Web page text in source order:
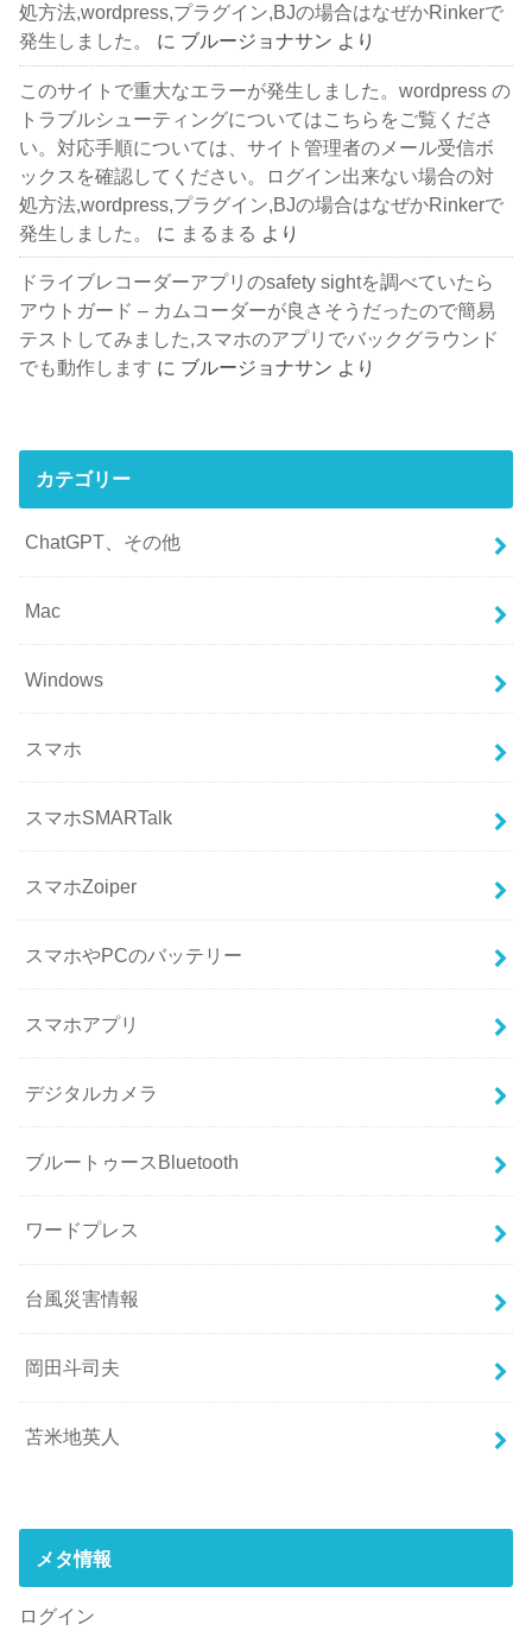
処方法,wordpress,プラグイン,BJの場合はなぜかRinkerで
発生しました。
に ブルージョナサン より
このサイトで重大なエラーが発生しました。wordpress の
トラブルシューティングについてはこちらをご覧くださ
い。対応手順については、サイト管理者のメール受信ボ
ックスを確認してください。ログイン出来ない場合の対
処方法,wordpress,プラグイン,BJの場合はなぜかRinkerで
発生しました。
に まるまる より
ドライブレコーダーアプリのsafety sightを調べていたら
アウトガード – カムコーダーが良さそうだったので簡易
テストしてみました,スマホのアプリでバックグラウンド
でも動作します に ブルージョナサン より
カテゴリー
ChatGPT、その他
Mac
Windows
スマホ
スマホSMARTalk
スマホZoiper
スマホやPCのバッテリー
スマホアプリ
デジタルカメラ
ブルートゥースBluetooth
ワードプレス
台風災害情報
岡田斗司夫
苫米地英人
メタ情報
ログイン